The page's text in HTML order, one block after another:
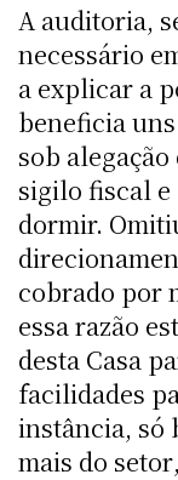
A auditoria,
necessário
a explicar a
beneficia
sob
sigilo fiscal e
dormir.
cobrado por
essa razão
desta Casa
facilidades
instância, só
mais do